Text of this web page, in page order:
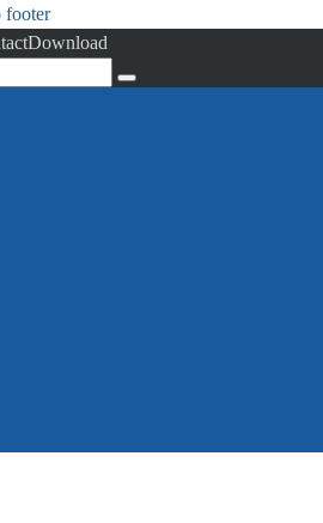
footer
Download